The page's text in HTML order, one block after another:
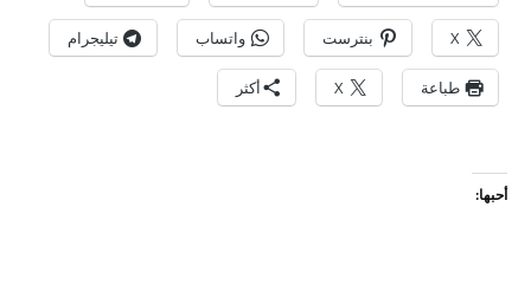
X بنترست واتساب تيليجرام
طباعة X أكثر
أحبها: